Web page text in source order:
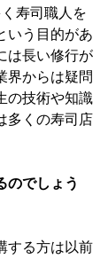
寿司職人を
いう目的があ
は長い修行が
界からは疑問
の技術や知識
多くの寿司店
でしょう
する方は以前